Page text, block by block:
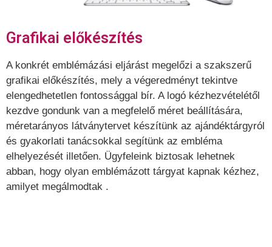
Grafikai előkészítés
A konkrét emblémázási eljárást megelőzi a szakszerű
grafikai előkészítés, mely a végeredményt tekintve
elengedhetetlen fontossággal bír. A logó kézhezvételétől
kezdve gondunk van a megfelelő méret beállítására,
méretarányos látványtervet készítünk az ajándéktárgyról
és gyakorlati tanácsokkal segítünk az embléma
elhelyezését illetően. Ügyfeleink biztosak lehetnek
abban, hogy olyan emblémázott tárgyat kapnak kézhez,
amilyet megálmodtak .